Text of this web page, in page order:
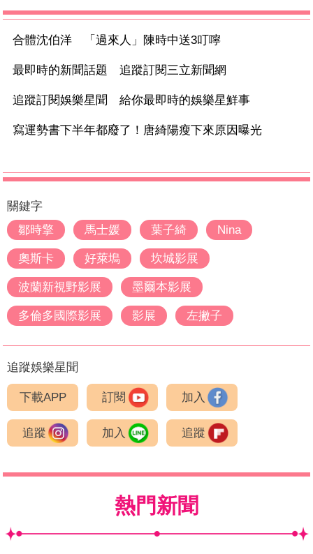
合體沈伯洋 「過來人」陳時中送3叮嚀
最即時的新聞話題 追蹤訂閱三立新聞網
追蹤訂閱娛樂星聞 給你最即時的娛樂星鮮事
寫運勢書下半年都廢了！唐綺陽瘦下來原因曝光
關鍵字
鄒時擎
馬士媛 葉子綺 Nina
奧斯卡 好萊塢 坎城影展
波蘭新視野影展 墨爾本影展
多倫多國際影展 影展 左撇子
追蹤娛樂星聞
下載APP 訂閱 加入
追蹤 加入 追蹤
熱門新聞